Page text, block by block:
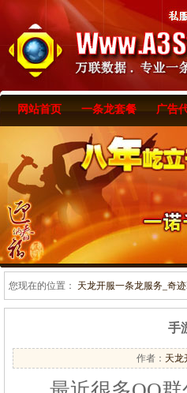
网站首页 一条龙套餐 广告
您现在的位置： 天龙开服一条龙服务_奇
手
作者： 天